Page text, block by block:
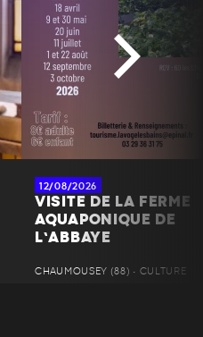
12/08/2026
VISITE DE LA FERME
AQUAPONIQUE DE
L’ABBAYE
CHAUMOUSEY (88) • CULTURE